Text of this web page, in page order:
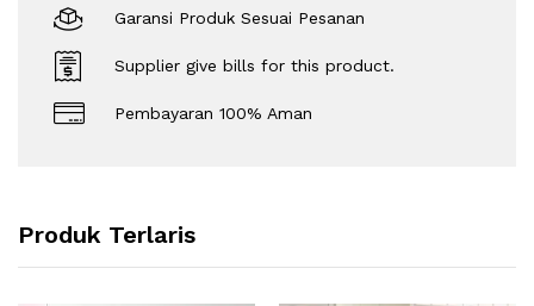
Garansi Produk Sesuai Pesanan
Supplier give bills for this product.
Pembayaran 100% Aman
Produk Terlaris